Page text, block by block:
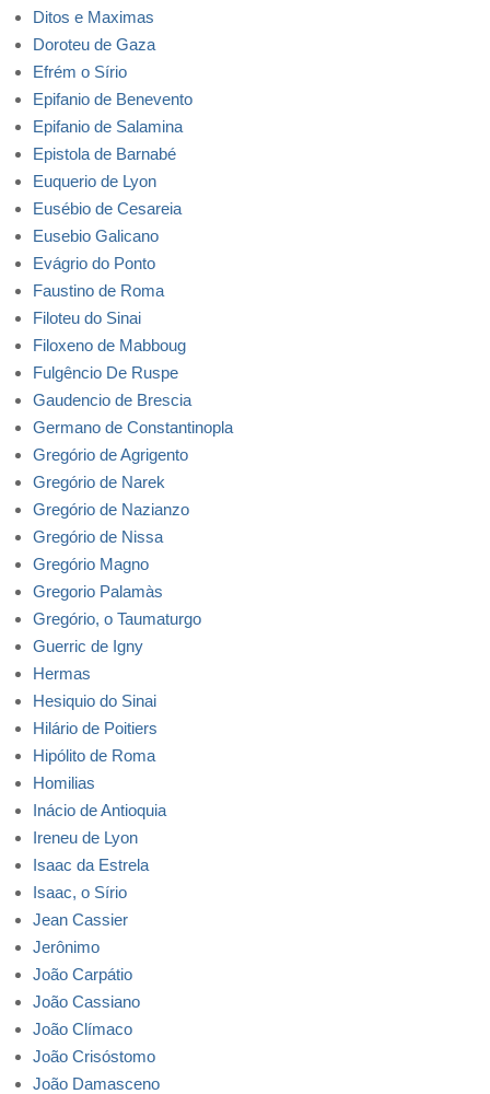
Ditos e Maximas
Doroteu de Gaza
Efrém o Sírio
Epifanio de Benevento
Epifanio de Salamina
Epistola de Barnabé
Euquerio de Lyon
Eusébio de Cesareia
Eusebio Galicano
Evágrio do Ponto
Faustino de Roma
Filoteu do Sinai
Filoxeno de Mabboug
Fulgêncio De Ruspe
Gaudencio de Brescia
Germano de Constantinopla
Gregório de Agrigento
Gregório de Narek
Gregório de Nazianzo
Gregório de Nissa
Gregório Magno
Gregorio Palamàs
Gregório, o Taumaturgo
Guerric de Igny
Hermas
Hesiquio do Sinai
Hilário de Poitiers
Hipólito de Roma
Homilias
Inácio de Antioquia
Ireneu de Lyon
Isaac da Estrela
Isaac, o Sírio
Jean Cassier
Jerônimo
João Carpátio
João Cassiano
João Clímaco
João Crisóstomo
João Damasceno